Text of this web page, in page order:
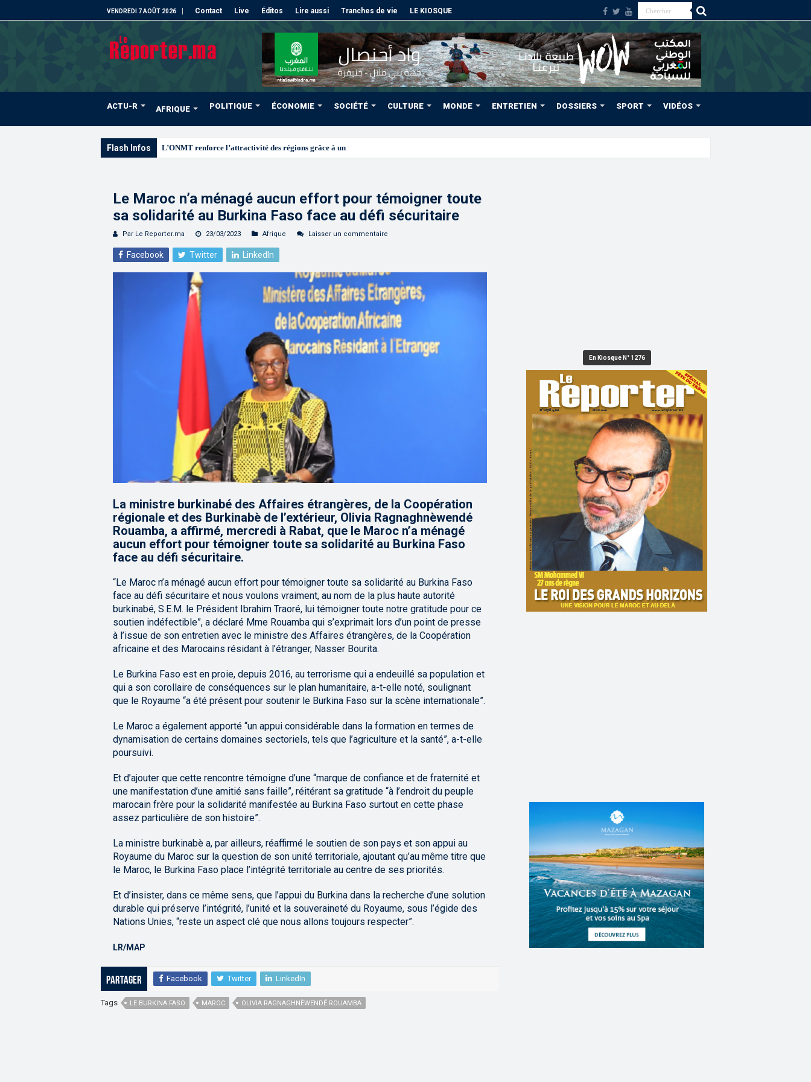
VENDREDI 7 AOÛT 2026 Contact Live Éditos Lire aussi Tranches de vie LE KIOSQUE
ACTU-R AFRIQUE POLITIQUE ÉCONOMIE SOCIÉTÉ CULTURE MONDE ENTRETIEN DOSSIERS SPORT VIDÉOS
Flash Infos L’ONMT renforce l’attractivité des régions grâce à une connectivité aérienne historique de Ryanai
Le Maroc n’a ménagé aucun effort pour témoigner toute
sa solidarité au Burkina Faso face au défi sécuritaire
Par Le Reporter.ma 23/03/2023 Afrique Laisser un commentaire
Facebook Twitter LinkedIn
La ministre burkinabé des Affaires étrangères, de la Coopération
régionale et des Burkinabè de l’extérieur, Olivia Ragnaghnèwendé
Rouamba, a affirmé, mercredi à Rabat, que le Maroc n’a ménagé
aucun effort pour témoigner toute sa solidarité au Burkina Faso
face au défi sécuritaire.
“Le Maroc n’a ménagé aucun effort pour témoigner toute sa solidarité au Burkina Faso
face au défi sécuritaire et nous voulons vraiment, au nom de la plus haute autorité
burkinabé, S.E.M. le Président Ibrahim Traoré, lui témoigner toute notre gratitude pour ce
soutien indéfectible”, a déclaré Mme Rouamba qui s’exprimait lors d’un point de presse
à l’issue de son entretien avec le ministre des Affaires étrangères, de la Coopération
africaine et des Marocains résidant à l’étranger, Nasser Bourita.
Le Burkina Faso est en proie, depuis 2016, au terrorisme qui a endeuillé sa population et
qui a son corollaire de conséquences sur le plan humanitaire, a-t-elle noté, soulignant
que le Royaume “a été présent pour soutenir le Burkina Faso sur la scène internationale”.
Le Maroc a également apporté “un appui considérable dans la formation en termes de
dynamisation de certains domaines sectoriels, tels que l’agriculture et la santé”, a-t-elle
poursuivi.
Et d’ajouter que cette rencontre témoigne d’une “marque de confiance et de fraternité et
une manifestation d’une amitié sans faille”, réitérant sa gratitude “à l’endroit du peuple
marocain frère pour la solidarité manifestée au Burkina Faso surtout en cette phase
assez particulière de son histoire”.
La ministre burkinabè a, par ailleurs, réaffirmé le soutien de son pays et son appui au
Royaume du Maroc sur la question de son unité territoriale, ajoutant qu’au même titre que
le Maroc, le Burkina Faso place l’intégrité territoriale au centre de ses priorités.
Et d’insister, dans ce même sens, que l’appui du Burkina dans la recherche d’une solution
durable qui préserve l’intégrité, l’unité et la souveraineté du Royaume, sous l’égide des
Nations Unies, “reste un aspect clé que nous allons toujours respecter”.
LR/MAP
Partager Facebook Twitter LinkedIn
Tags LE BURKINA FASO MAROC OLIVIA RAGNAGHNÈWENDÉ ROUAMBA
En Kiosque N° 1276